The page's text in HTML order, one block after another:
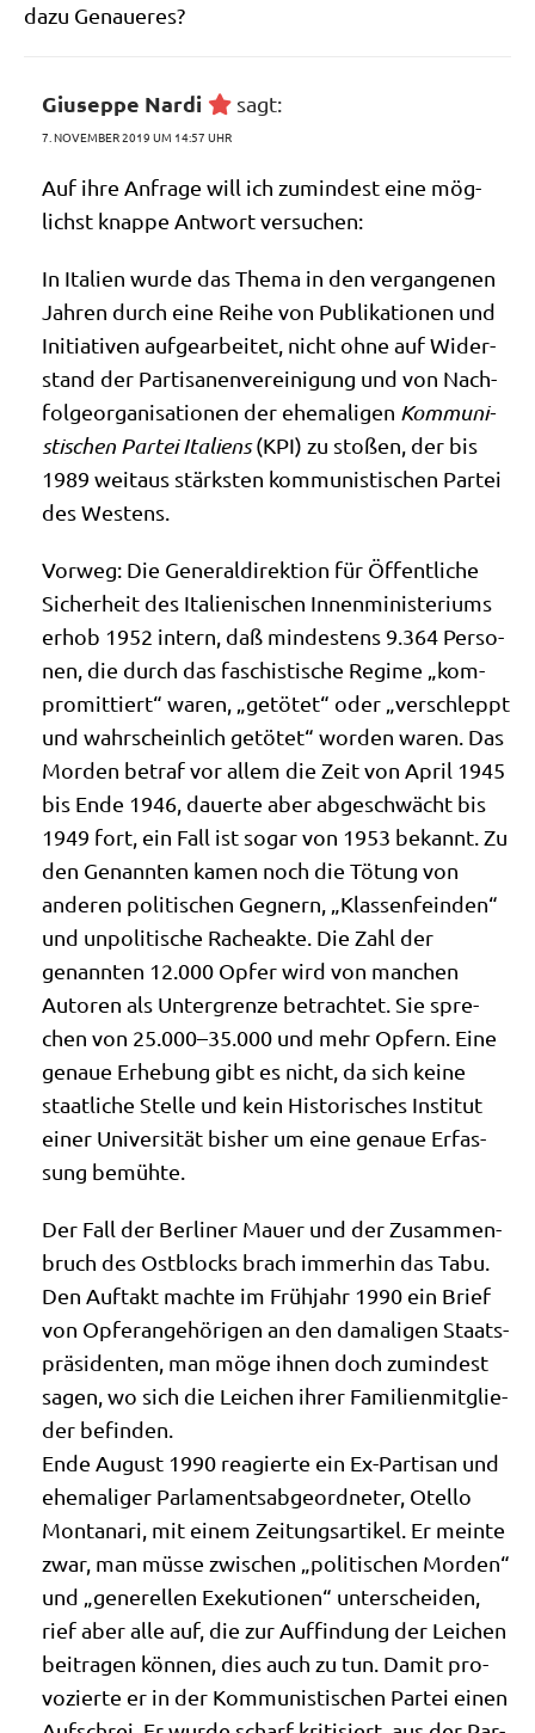
dazu Genaueres?
Giuseppe Nardi sagt:
7. NOVEMBER 2019 UM 14:57 UHR
Auf ihre Anfra­ge will ich zumin­dest eine mög­
lichst knap­pe Ant­wort versuchen:
In Ita­li­en wur­de das The­ma in den ver­gan­ge­nen
Jah­ren durch eine Rei­he von Publi­ka­tio­nen und
Initia­ti­ven auf­ge­ar­bei­tet, nicht ohne auf Wider­
stand der Par­ti­sa­nen­ver­ei­ni­gung und von Nach­
fol­ge­or­ga­ni­sa­tio­nen der ehe­ma­li­gen Kom­mu­ni­
sti­schen Par­tei Ita­li­ens(KPI) zu sto­ßen, der bis
1989 weit­aus stärk­sten kom­mu­ni­sti­schen Par­tei
des Westens.
Vor­weg: Die Gene­ral­di­rek­ti­on für Öffent­li­che
Sicher­heit des Ita­lie­ni­schen Innen­mi­ni­ste­ri­ums
erhob 1952 intern, daß min­de­stens 9.364 Per­so­
nen, die durch das faschi­sti­sche Regime „kom­
pro­mit­tiert“ waren, „getö­tet“ oder „ver­schleppt
und wahr­schein­lich getö­tet“ wor­den waren. Das
Mor­den betraf vor allem die Zeit von April 1945
bis Ende 1946, dau­er­te aber abge­schwächt bis
1949 fort, ein Fall ist sogar von 1953 bekannt. Zu
den Genann­ten kamen noch die Tötung von
ande­ren poli­ti­schen Geg­nern, „Klas­sen­fein­den“
und unpo­li­ti­sche Rache­ak­te. Die Zahl der
genann­ten 12.000 Opfer wird von man­chen
Autoren als Unter­gren­ze betrach­tet. Sie spre­
chen von 25.000–35.000 und mehr Opfern. Eine
genaue Erhe­bung gibt es nicht, da sich kei­ne
staat­li­che Stel­le und kein Histo­ri­sches Insti­tut
einer Uni­ver­si­tät bis­her um eine genaue Erfas­
sung bemühte.
Der Fall der Ber­li­ner Mau­er und der Zusam­men­
bruch des Ost­blocks brach immer­hin das Tabu.
Den Auf­takt mach­te im Früh­jahr 1990 ein Brief
von Opfer­an­ge­hö­ri­gen an den dama­li­gen Staats­
prä­si­den­ten, man möge ihnen doch zumin­dest
sagen, wo sich die Lei­chen ihrer Fami­li­en­mit­glie­
der befinden.
Ende August 1990 reagier­te ein Ex-Par­ti­san und
ehe­ma­li­ger Par­la­ments­ab­ge­ord­ne­ter, Otel­lo
Mon­ta­na­ri, mit einem Zei­tungs­ar­ti­kel. Er mein­te
zwar, man müs­se zwi­schen „poli­ti­schen Mor­den“
und „gene­rel­len Exe­ku­tio­nen“ unter­schei­den,
rief aber alle auf, die zur Auf­fin­dung der Lei­chen
bei­tra­gen kön­nen, dies auch zu tun. Damit pro­
vo­zier­te er in der Kom­mu­ni­sti­schen Par­tei einen